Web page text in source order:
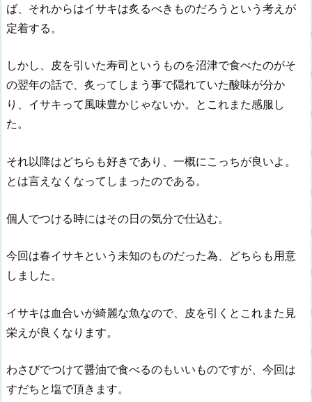
ば、それからはイサキは炙るべきものだろうという考えが
定着する。
しかし、皮を引いた寿司というものを沼津で食べたのがそ
の翌年の話で、炙ってしまう事で隠れていた酸味が分か
り、イサキって風味豊かじゃないか。とこれまた感服し
た。
それ以降はどちらも好きであり、一概にこっちが良いよ。
とは言えなくなってしまったのである。
個人でつける時にはその日の気分で仕込む。
今回は春イサキという未知のものだった為、どちらも用意
しました。
イサキは血合いが綺麗な魚なので、皮を引くとこれまた見
栄えが良くなります。
わさびでつけて醤油で食べるのもいいものですが、今回は
すだちと塩で頂きます。